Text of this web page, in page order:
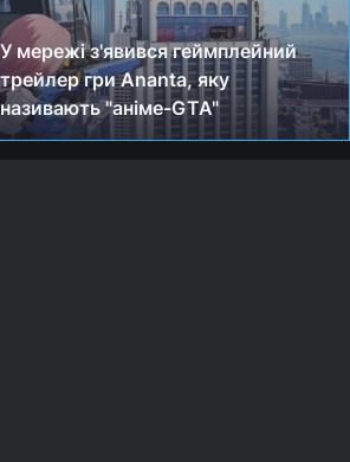
У мережі з'явився геймплейний
трейлер гри Ananta, яку
називають "аніме-GTA"